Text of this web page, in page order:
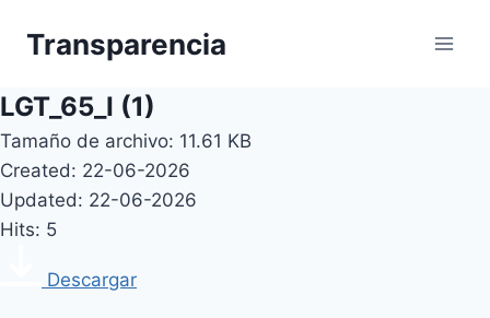
Transparencia
LGT_65_I (1)
Tamaño de archivo: 11.61 KB
Created: 22-06-2026
Updated: 22-06-2026
Hits: 5
Descargar